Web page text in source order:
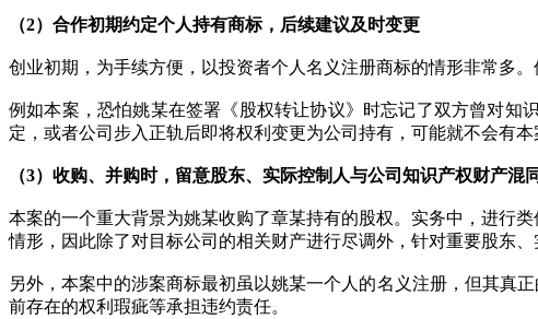
（2）合作初期约定个人持有商标，后续建议及时变更
创业初期，为手续方便，以投资者个人名义注册商标的情形非常多
例如本案，恐怕姚某在签署《股权转让协议》时忘记了双方曾对知
定，或者公司步入正轨后即将权利变更为公司持有，可能就不会有本
（3）收购、并购时，留意股东、实际控制人与公司知识产权财产混
本案的一个重大背景为姚某收购了章某持有的股权。实务中，进行
情形，因此除了对目标公司的相关财产进行尽调外，针对重要股东
另外，本案中的涉案商标最初虽以姚某一个人的名义注册，但其真
前存在的权利瑕疵等承担违约责任。